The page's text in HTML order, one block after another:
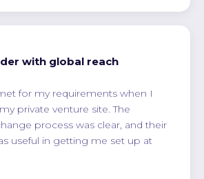
with global reach
for my requirements when I
private venture site. The
process was clear, and their
useful in getting me set up at